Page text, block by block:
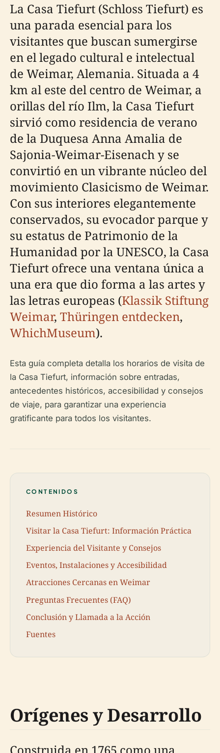
La Casa Tiefurt (Schloss Tiefurt) es
una parada esencial para los
visitantes que buscan sumergirse
en el legado cultural e intelectual
de Weimar, Alemania. Situada a 4
km al este del centro de Weimar, a
orillas del río Ilm, la Casa Tiefurt
sirvió como residencia de verano
de la Duquesa Anna Amalia de
Sajonia-Weimar-Eisenach y se
convirtió en un vibrante núcleo del
movimiento Clasicismo de Weimar.
Con sus interiores elegantemente
conservados, su evocador parque y
su estatus de Patrimonio de la
Humanidad por la UNESCO, la Casa
Tiefurt ofrece una ventana única a
una era que dio forma a las artes y
las letras europeas (Klassik Stiftung
Weimar, Thüringen entdecken,
WhichMuseum).
Esta guía completa detalla los horarios de visita de
la Casa Tiefurt, información sobre entradas,
antecedentes históricos, accesibilidad y consejos
de viaje, para garantizar una experiencia
gratificante para todos los visitantes.
CONTENIDOS
Resumen Histórico
Visitar la Casa Tiefurt: Información Práctica
Experiencia del Visitante y Consejos
Eventos, Instalaciones y Accesibilidad
Atracciones Cercanas en Weimar
Preguntas Frecuentes (FAQ)
Conclusión y Llamada a la Acción
Fuentes
Orígenes y Desarrollo
Construida en 1765 como una